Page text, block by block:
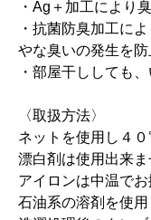
・Ag＋加工により
・抗菌防臭加工に
やな臭いの発生を防
・部屋干ししても
〈取扱方法〉
ネットを使用し４
漂白剤は使用出来ま
アイロンは中温でお
石油系の溶剤を使用